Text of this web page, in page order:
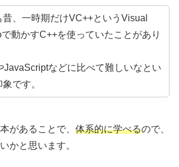
昔、一時期だけVC++というVisual
動かすC++を使っていたことがあり
JavaScriptなどに比べて難しいなとい
です。
があることで、 体系的に学べるので、
かと思います。